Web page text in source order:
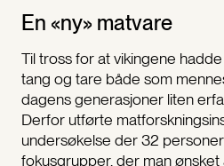
En «ny» matvare
Til tross for at vikingene
tang og tare både som
dagens generasjoner liten
Derfor utførte
undersøkelse der 32
fokusgrupper, der man ønsket